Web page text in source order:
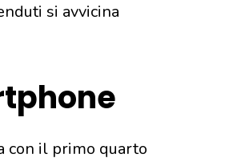
si avvicina
con il primo quarto